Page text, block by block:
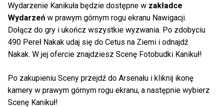
Wydarzenie Kanikuła będzie dostępne w zakładce
Wydarzeń w prawym górnym rogu ekranu Nawigacji.
Dołącz do gry i ukończ wszystkie wyzwania. Po zdobyciu
490 Pereł Nakak udaj się do Cetus na Ziemi i odnajdź
Nakak. W jej ofercie znajdziesz Scenę Fotobudki Kanikuł!
Po zakupieniu Sceny przejdź do Arsenału i kliknij ikonę
kamery w prawym górnym rogu ekranu, a następnie wybierz
Scenę Kanikuł!